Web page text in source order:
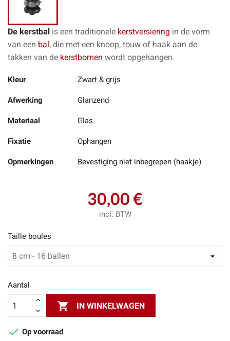
De kerstbal is een traditionele kerstversiering in de vorm
van een bal, die met een knoop, touw of haak aan de
takken van de kerstbomen wordt opgehangen.
Kleur Zwart & grijs
Afwerking Glanzend
Materiaal Glas
Fixatie Ophangen
Opmerkingen Bevestiging niet inbegrepen (haakje)
30,00 €
incl. BTW
Taille boules
Aantal
 IN WINKELWAGEN
 Op voorraad